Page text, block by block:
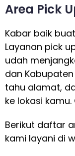
Area Pick
Kabar baik
Layanan pick
udah
dan
tahu alamat,
ke lokasi
Berikut daftar
kami layani di